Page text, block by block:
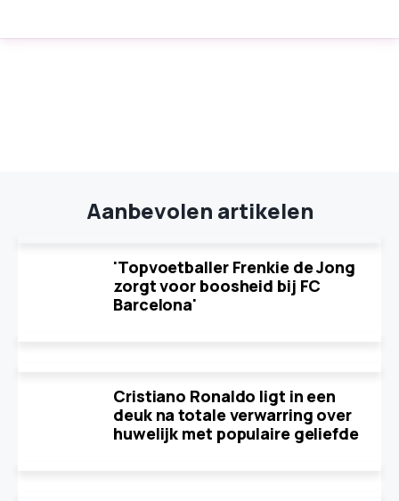
Aanbevolen artikelen
'Topvoetballer Frenkie de Jong
zorgt voor boosheid bij FC
Barcelona'
Cristiano Ronaldo ligt in een
deuk na totale verwarring over
huwelijk met populaire geliefde